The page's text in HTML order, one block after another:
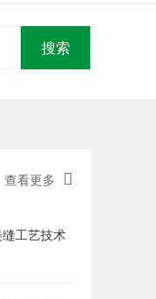
搜索
查看更多
工艺技术